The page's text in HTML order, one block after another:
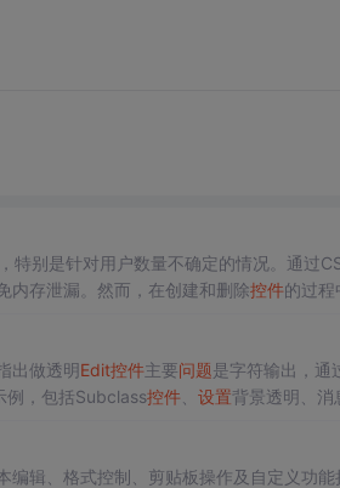
特别是针对用户数量不确定的情况。通过
内存泄漏。然而，在创建和删除控件的过程
出做透明Edit控件主要问题是字符输出，通
例，包括Subclass控件、 设置背景透明、消
编辑、格式控制、剪贴板操作及自定义功